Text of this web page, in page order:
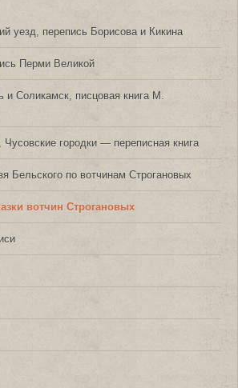
уезд, перепись Борисова и Кикина
Перми Великой
и Соликамск, писцовая книга М.
городки — переписная книга
Бельского по вотчинам Строгановых
вотчин Строгановых